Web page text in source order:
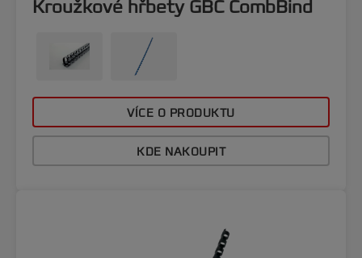
Kroužkové hřbety GBC CombBind
VÍCE O PRODUKTU
KDE NAKOUPIT